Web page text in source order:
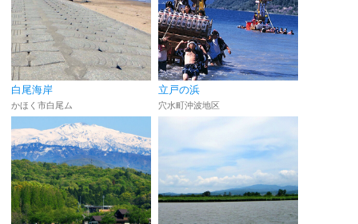
白尾海岸
かほく市白尾ム
立戸の浜
穴水町沖波地区